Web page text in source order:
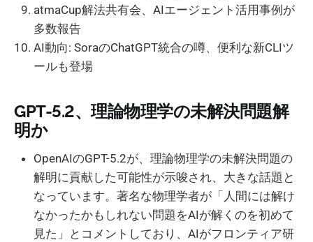
atmaCup解法共有会、AIエージェント活用事例が
多数報告
AI動向: SoraのChatGPT統合の噂、便利な新CLIツ
ールも登場
GPT-5.2、理論物理学の未解決問題解
明か
OpenAIのGPT-5.2が、理論物理学の未解決問題の
解明に貢献した可能性が示唆され、大きな話題と
なっています。著名な物理学者が「人間には解け
なかったかもしれない問題をAIが解くのを初めて
見た」とコメントしており、AIがフロンティア研